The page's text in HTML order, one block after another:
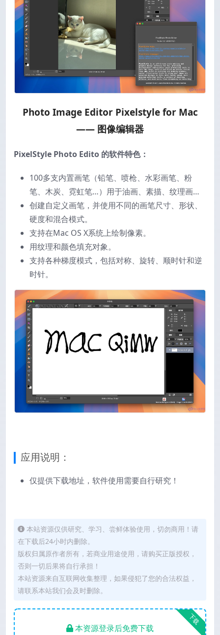
Photo Image Editor Pixelstyle for Mac
—— 图像编辑器
PixelStyle Photo Edito 的软件特色：
100多支内置画笔（铅笔、喷枪、水彩画笔、粉
笔、木炭、霓虹笔…）用于油画、素描、纹理画…
创建自定义画笔，并使用不同的画笔尺寸、形状、
硬度和混合模式。
支持在Mac OS X系统上绘制像素。
用纹理和颜色填充对象。
支持各种梯度模式，包括对称、旋转、顺时针和逆
时针。
应用说明：
仅提供下载地址，软件使用需要自行研究！
本站资源仅供研究、学习、尝鲜体验使用，切勿商用！请
在下载后24小时内删除。
版权归属原作者所有，若商业用途使用，请购买正版授权，
否则一切后果将自行承担！
本站资源来自互联网收集整理，如果侵犯了您的合法权益，
请联系本站我们会及时删除。
下载
本资源登录后免费下载